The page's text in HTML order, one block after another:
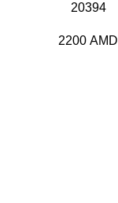
20394
2200 AMD